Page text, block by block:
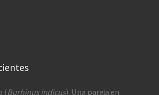
(Burhinus indicus). Una pareja en